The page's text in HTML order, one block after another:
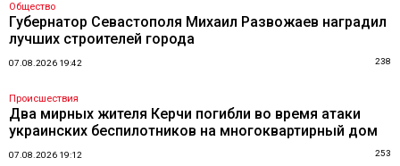
Общество
Губернатор Севастополя Михаил Развожаев наградил
лучших строителей города
07.08.2026 19:42 238
Происшествия
Два мирных жителя Керчи погибли во время атаки
украинских беспилотников на многоквартирный дом
07.08.2026 19:12 253